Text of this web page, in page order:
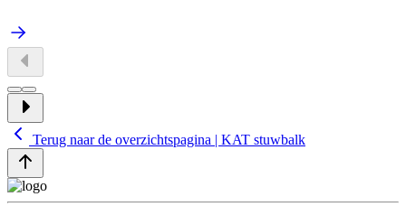
Terug naar de overzichtspagina | KAT stuwbalk